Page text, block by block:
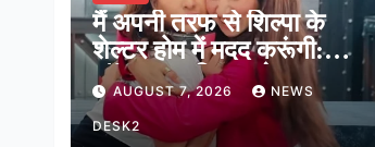
मैं अपनी तरफ से शिल्पा के
शेल्टर होम में मदद करूंगी:
लॉकअप-2 विनर श्रेया
कालरा
AUGUST 7, 2026 NEWS
DESK2